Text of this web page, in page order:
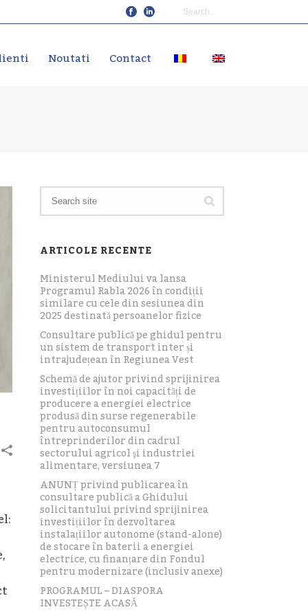
Noutati Contact
ARTICOLE RECENTE
Ministerul Mediului va lansa
Programul Rabla 2026 în condiții
similare cu cele din sesiunea din
2025 destinată persoanelor fizice
Consultare publică pe ghidul pentru
un sistem de transport inter și
intrajudețean în Regiunea Vest
Schemă de ajutor privind sprijinirea
investițiilor în noi capacități de
producere a energiei electrice
produsă din surse regenerabile
pentru autoconsumul
întreprinderilor din cadrul
sectorului agricol şi industriei
alimentare, versiunea 7
ANUNȚ privind publicarea în
consultare publică a Ghidului
solicitantului privind sprijinirea
investițiilor în dezvoltarea
instalațiilor autonome (stand-alone)
de stocare în baterii a energiei
electrice, cu finanțare din Fondul
pentru modernizare (inclusiv anexe)
PROGRAMUL – DIASPORA
INVESTEȘTE ACASĂ